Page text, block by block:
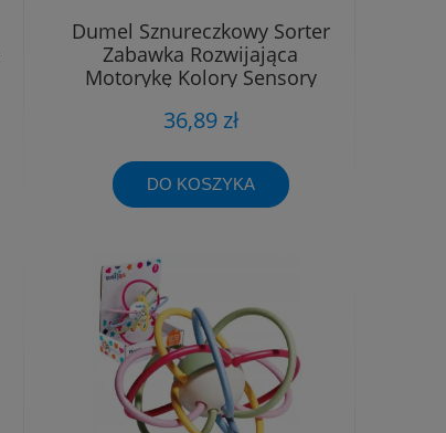
Dumel Sznureczkowy Sorter
Zabawka Rozwijająca
Motorykę Kolory Sensory
36,89 zł
DO KOSZYKA